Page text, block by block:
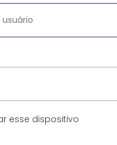
esse dispositivo